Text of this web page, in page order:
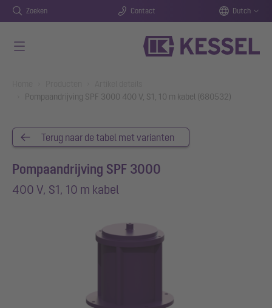
Zoeken Contact Dutch
Pompaandrijving SPF 3000 400 V, S1, 10 m kabel (680532)
Terug naar de tabel met varianten
Pompaandrijving SPF 3000
400 V, S1, 10 m kabel